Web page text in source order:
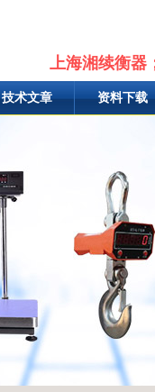
上海湘续衡器
技术文章 资料下载